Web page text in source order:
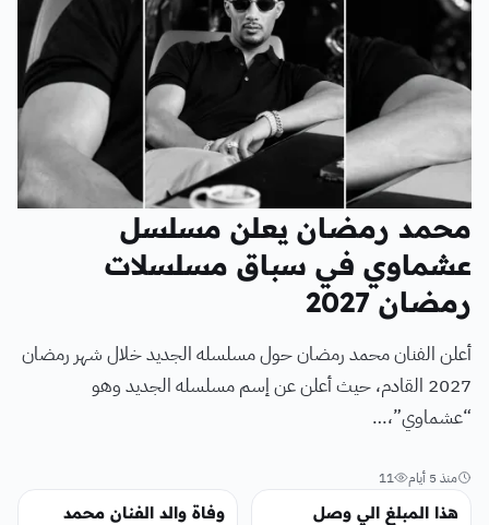
محمد رمضان يعلن مسلسل
عشماوي في سباق مسلسلات
رمضان 2027
أعلن الفنان محمد رمضان حول مسلسله الجديد خلال شهر رمضان
2027 القادم، حيث أعلن عن إسم مسلسله الجديد وهو
“عشماوي”،…
منذ 5 أيام 11
الفن
هذا المبلغ الي وصل
تريندات
وفاة والد الفنان محمد